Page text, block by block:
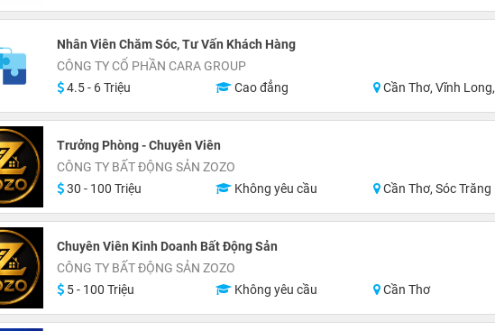
Nhân Viên Chăm Sóc, Tư Vấn Khách Hàng
CÔNG TY CỔ PHẦN CARA GROUP
4.5 - 6 Triệu
Cao đẳng Cần Thơ, Vĩnh Long, Hậu Giang, Sóc Trăng
Trưởng Phòng - Chuyên Viên
CÔNG TY BẤT ĐỘNG SẢN ZOZO
30 - 100 Triệu
Không yêu cầu Cần Thơ, Sóc Trăng
Chuyên Viên Kinh Doanh Bất Động Sản
CÔNG TY BẤT ĐỘNG SẢN ZOZO
5 - 100 Triệu
Không yêu cầu Cần Thơ